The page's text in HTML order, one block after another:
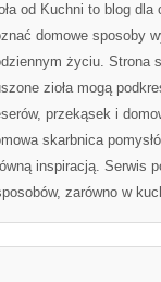
od Kuchni to blog
domowe sposoby
życiu. Strona
zioła mogą
przekąsek i
skarbnica
inspiracją. Serwis
zarówno w